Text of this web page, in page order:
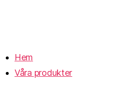
Hem
Våra produkter